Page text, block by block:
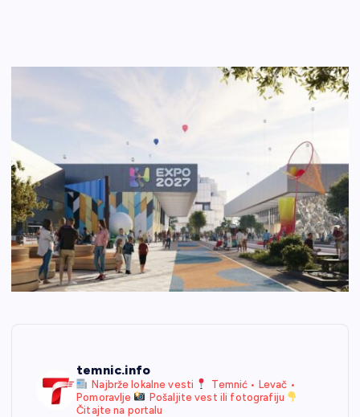
temnic.info
Najbrže lokalne vesti
Temnić • Levač •
Pomoravlje
Pošaljite vest ili fotografiju
Čitajte na portalu